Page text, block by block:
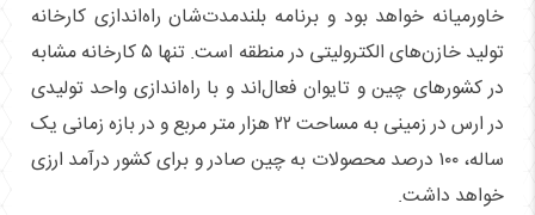
خاورمیانه خواهد بود و برنامه بلند‌مدت‌شان راه‌اندازی کارخانه
تولید خازن‌های الکترولیتی در منطقه است. تنها ۵ کارخانه مشابه
در کشور‌های چین و تایوان فعال‌اند و با راه‌اندازی واحد تولیدی
در ارس در زمینی به مساحت ۲۲ هزار متر مربع و در بازه زمانی یک
ساله، ۱۰۰ درصد محصولات به چین صادر و برای کشور درآمد ارزی
خواهد داشت.